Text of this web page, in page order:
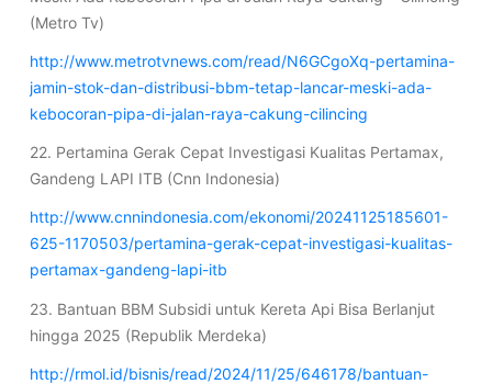
(Metro Tv)
http://www.metrotvnews.com/read/N6GCgoXq-pertamina-
jamin-stok-dan-distribusi-bbm-tetap-lancar-meski-ada-
kebocoran-pipa-di-jalan-raya-cakung-cilincing
22. Pertamina Gerak Cepat Investigasi Kualitas Pertamax,
Gandeng LAPI ITB (Cnn Indonesia)
http://www.cnnindonesia.com/ekonomi/20241125185601-
625-1170503/pertamina-gerak-cepat-investigasi-kualitas-
pertamax-gandeng-lapi-itb
23. Bantuan BBM Subsidi untuk Kereta Api Bisa Berlanjut
hingga 2025 (Republik Merdeka)
http://rmol.id/bisnis/read/2024/11/25/646178/bantuan-